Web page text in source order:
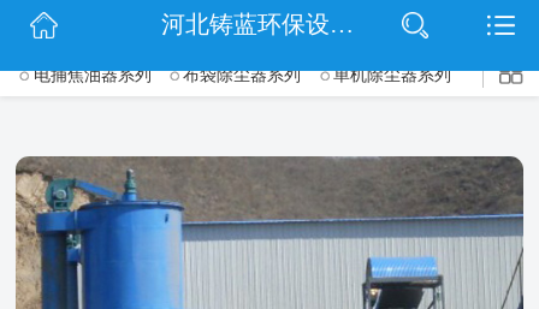
$(function() { $('.wrapper').navbarscroll(); });
网站首页
信息动态
产品展示
扫码关注
河北铸蓝环保设备有限公司
电捕焦油器系列 布袋除尘器系列 单机除尘器系列
木工除尘器系列 矿山除尘器系列 仓顶除尘器系列
滤筒除尘器系列 钢厂除尘器系列 脱硫脱硝除尘设备系列
UV光氧净化器系列 等离子净化器系列 催化燃烧设备系列
除尘配件系列